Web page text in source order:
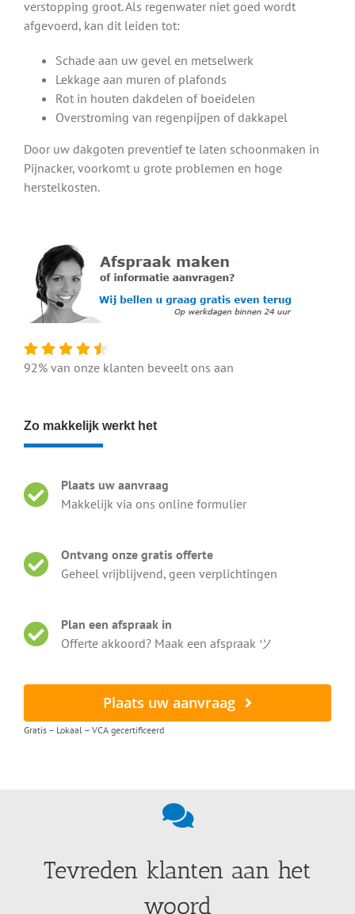
verstopping groot. Als regenwater niet goed wordt
afgevoerd, kan dit leiden tot:
Schade aan uw gevel en metselwerk
Lekkage aan muren of plafonds
Rot in houten dakdelen of boeidelen
Overstroming van regenpijpen of dakkapel
Door uw dakgoten preventief te laten schoonmaken in
Pijnacker, voorkomt u grote problemen en hoge
herstelkosten.
92% van onze klanten beveelt ons aan
Zo makkelijk werkt het
Plaats uw aanvraag
Makkelijk via ons online formulier
Ontvang onze gratis offerte
Geheel vrijblijvend, geen verplichtingen
Plan een afspraak in
Offerte akkoord? Maak een afspraak ツ
Plaats uw aanvraag
Gratis – Lokaal – VCA gecertificeerd
Tevreden klanten aan het
woord